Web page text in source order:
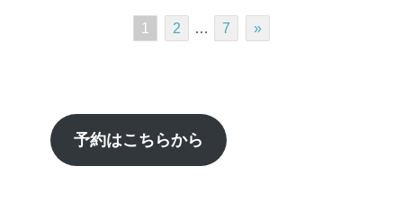
1 2 … 7 »
予約はこちらから